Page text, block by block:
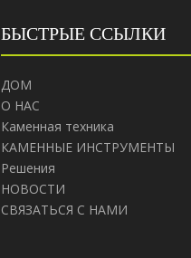
БЫСТРЫЕ ССЫЛКИ
ДОМ
О НАС
Каменная техника
КАМЕННЫЕ ИНСТРУМЕНТЫ
Решения
НОВОСТИ
СВЯЗАТЬСЯ С НАМИ